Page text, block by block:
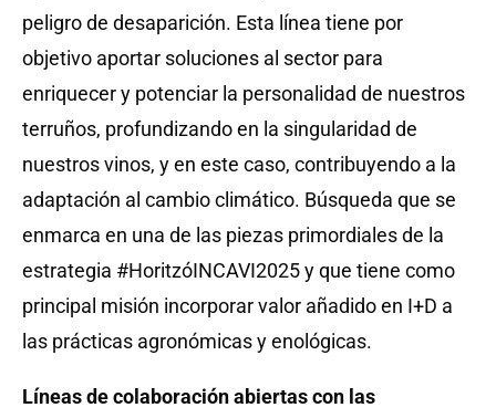
peligro de desaparición. Esta línea tiene por
objetivo aportar soluciones al sector para
enriquecer y potenciar la personalidad de nuestros
terruños, profundizando en la singularidad de
nuestros vinos, y en este caso, contribuyendo a la
adaptación al cambio climático. Búsqueda que se
enmarca en una de las piezas primordiales de la
estrategia #HoritzóINCAVI2025 y que tiene como
principal misión incorporar valor añadido en I+D a
las prácticas agronómicas y enológicas.
Líneas de colaboración abiertas con las